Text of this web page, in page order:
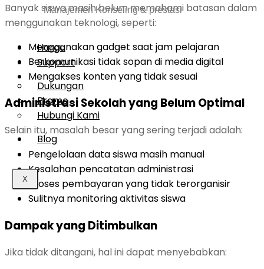
Manajemen Konseling & prestasi
Harga
Support
Dukungan
Promo
Hubungi Kami
Blog
X
Banyak siswa masih belum memahami batasan dalam
menggunakan teknologi, seperti:
Menggunakan gadget saat jam pelajaran
Berkomunikasi tidak sopan di media digital
Mengakses konten yang tidak sesuai
Administrasi Sekolah yang Belum Optimal
Selain itu, masalah besar yang sering terjadi adalah:
Pengelolaan data siswa masih manual
Kesalahan pencatatan administrasi
Proses pembayaran yang tidak terorganisir
Sulitnya monitoring aktivitas siswa
Dampak yang Ditimbulkan
Jika tidak ditangani, hal ini dapat menyebabkan: